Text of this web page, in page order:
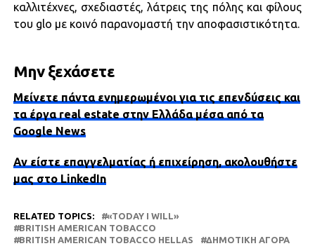
καλλιτέχνες, σχεδιαστές, λάτρεις της πόλης και φίλους
του glo με κοινό παρανομαστή την αποφασιστικότητα.
Μην ξεχάσετε
Μείνετε πάντα ενημερωμένοι για τις επενδύσεις και
τα έργα real estate στην Ελλάδα μέσα από τα
Google News
Αν είστε επαγγελματίας ή επιχείρηση, ακολουθήστε
μας στο LinkedIn
RELATED TOPICS:
«TODAY I WILL»
BRITISH AMERICAN TOBACCO
BRITISH AMERICAN TOBACCO HELLAS
ΔΗΜΟΤΙΚΉ ΑΓΟΡΆ